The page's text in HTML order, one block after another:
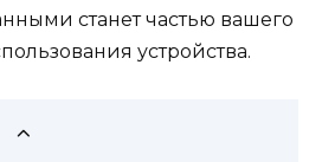
станет частью вашего
устройства.